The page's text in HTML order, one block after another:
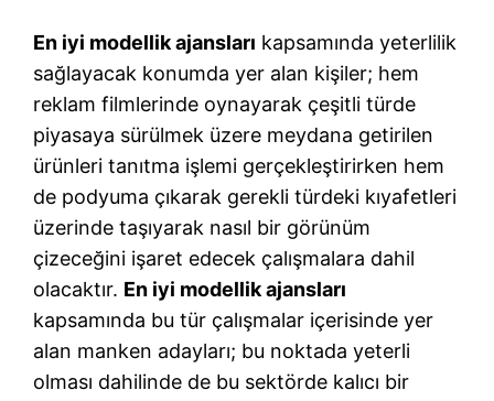
En iyi modellik ajansları kapsamında yeterlilik
sağlayacak konumda yer alan kişiler; hem
reklam filmlerinde oynayarak çeşitli türde
piyasaya sürülmek üzere meydana getirilen
ürünleri tanıtma işlemi gerçekleştirirken hem
de podyuma çıkarak gerekli türdeki kıyafetleri
üzerinde taşıyarak nasıl bir görünüm
çizeceğini işaret edecek çalışmalara dahil
olacaktır. En iyi modellik ajansları
kapsamında bu tür çalışmalar içerisinde yer
alan manken adayları; bu noktada yeterli
olması dahilinde de bu sektörde kalıcı bir